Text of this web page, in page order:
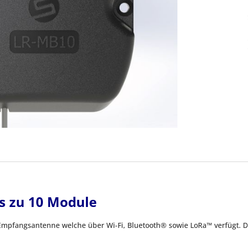
zu 10 Module
welche über Wi-Fi, Bluetooth® sowie LoRa™ verfügt.